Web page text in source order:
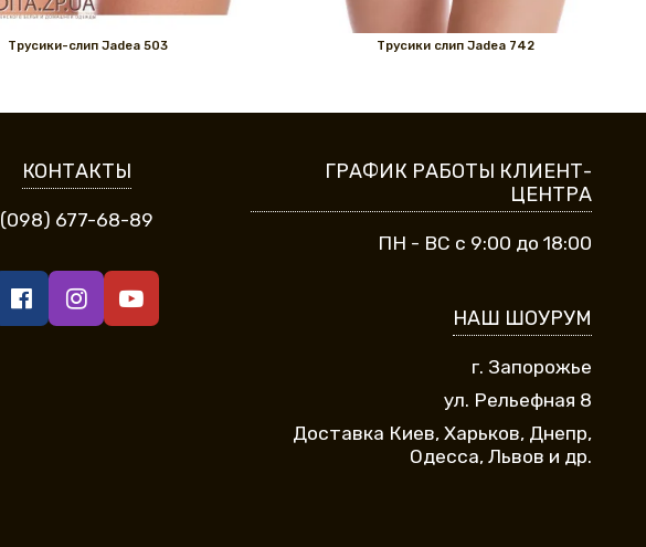
Трусики-слип Jadea 503 Трусики слип Jadea 742
КОНТАКТЫ
(098) 677-68-89
ГРАФИК РАБОТЫ КЛИЕНТ-
ЦЕНТРА
ПН - ВС с 9:00 до 18:00
НАШ ШОУРУМ
г. Запорожье
ул. Рельефная 8
Доставка Киев, Харьков, Днепр,
Одесса, Львов и др.